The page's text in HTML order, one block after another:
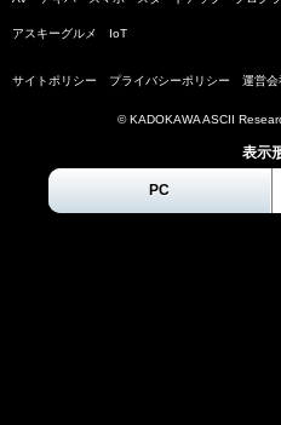
アスキーグルメ IoT
サイトポリシー プライバシーポリシー 運営会
© KADOKAWA ASCII
表示
PC